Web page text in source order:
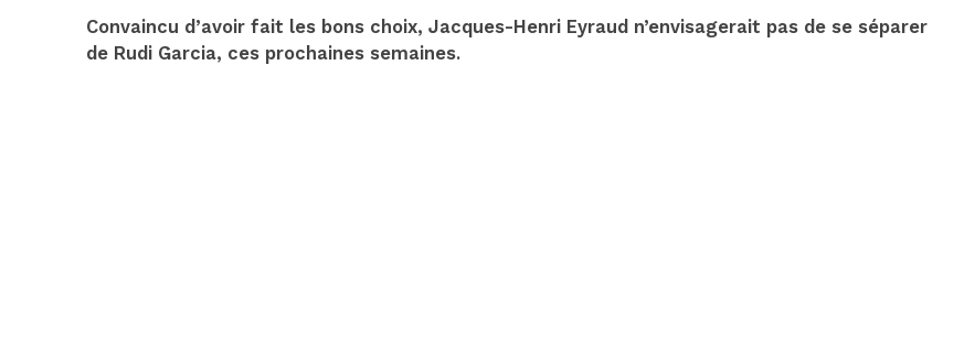
Convaincu d’avoir fait les bons choix, Jacques-Henri Eyraud n’envisagerait pas de se séparer
de Rudi Garcia, ces prochaines semaines.